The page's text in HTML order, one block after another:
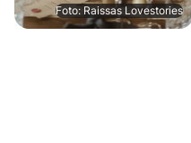
Foto: Raissas Lovestories